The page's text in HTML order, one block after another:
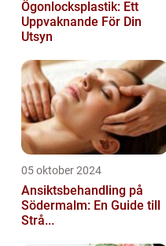
Ögonlocksplastik: Ett
Uppvaknande För Din
Utsyn
05 oktober 2024
Ansiktsbehandling på
Södermalm: En Guide till
Strå...